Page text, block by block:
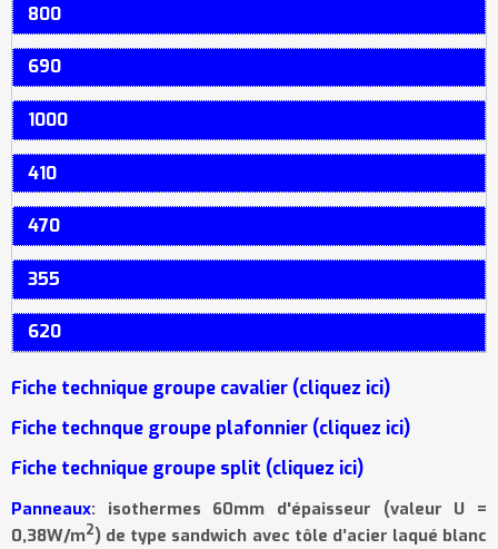
800
690
1000
410
470
355
620
Fiche technique groupe cavalier (cliquez ici)
Fiche technque groupe plafonnier (cliquez ici)
Fiche technique groupe split (cliquez ici)
Panneaux: isothermes 60mm d'épaisseur (valeur U =
0,38W/m2) de type sandwich avec tôle d’acier laqué blanc